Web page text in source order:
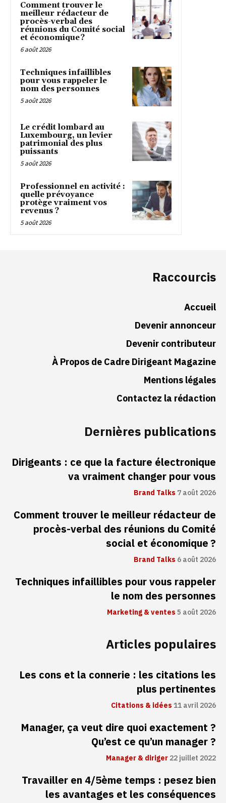
Comment trouver le
meilleur rédacteur de
procès-verbal des
réunions du Comité social
et économique ?
6 août 2026
Techniques infaillibles
pour vous rappeler le
nom des personnes
5 août 2026
Le crédit lombard au
Luxembourg, un levier
patrimonial des plus
puissants
5 août 2026
Professionnel en activité :
quelle prévoyance
protège vraiment vos
revenus ?
5 août 2026
Raccourcis
Accueil
Devenir annonceur
Devenir contributeur
À Propos de Cadre Dirigeant Magazine
Mentions légales
Contactez la rédaction
Dernières publications
Dirigeants : ce que la facture électronique
va vraiment changer pour vous
Brand Talks7 août 2026
Comment trouver le meilleur rédacteur de
procès-verbal des réunions du Comité
social et économique ?
Brand Talks6 août 2026
Techniques infaillibles pour vous rappeler
le nom des personnes
Marketing & ventes5 août 2026
Articles populaires
Les cons et la connerie : les citations les
plus pertinentes
Citations & idées11 avril 2026
Manager, ça veut dire quoi exactement ?
Qu’est ce qu’un manager ?
Manager & diriger22 juillet 2022
Travailler en 4/5ème temps : pesez bien
les avantages et les conséquences